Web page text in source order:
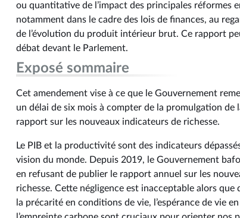
ou quantitative de l’impact des principales réformes
notamment dans le cadre des lois de finances, au
de l’évolution du produit intérieur brut. Ce rapport
débat devant le Parlement.
Exposé sommaire
Cet amendement vise à ce que le Gouvernement
un délai de six mois à compter de la promulgation de
rapport sur les nouveaux indicateurs de richesse.
Le PIB et la productivité sont des indicateurs
vision du monde. Depuis 2019, le Gouvernement
en refusant de publier le rapport annuel sur les
richesse. Cette négligence est inacceptable alors que
la précarité en conditions de vie, l’espérance de vie